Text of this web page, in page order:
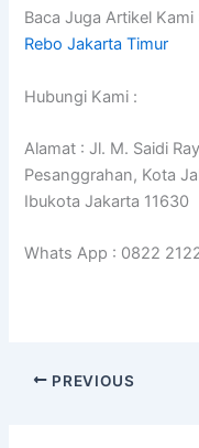
Baca Juga Artikel Kami
Rebo Jakarta Timur
Hubungi Kami :
Alamat : Jl. M. Saidi
Pesanggrahan, Kota
Ibukota Jakarta 11630
Whats App : 0822
PREVIOUS